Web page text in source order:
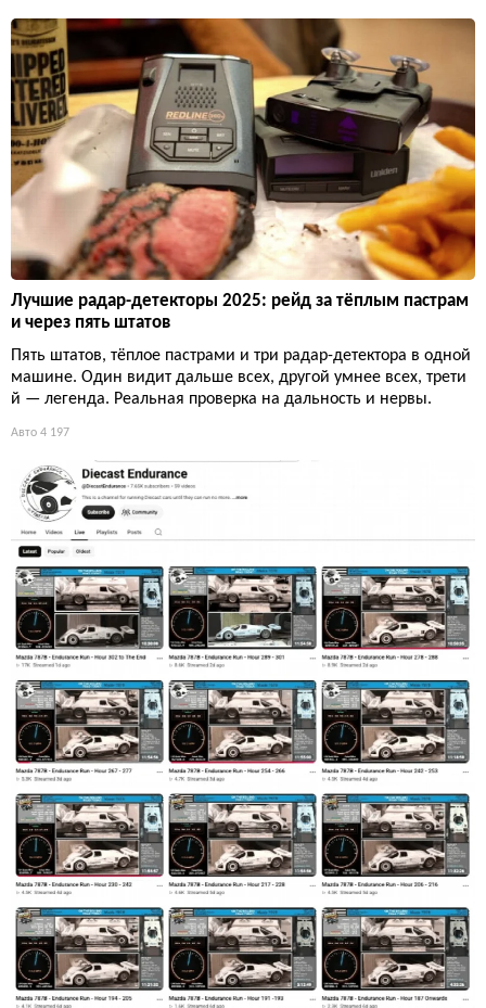
Лучшие радар-детекторы 2025: рейд за тёплым пастрам
и через пять штатов
Пять штатов, тёплое пастрами и три радар-детектора в одной
машине. Один видит дальше всех, другой умнее всех, трети
й — легенда. Реальная проверка на дальность и нервы.
Авто 4 197